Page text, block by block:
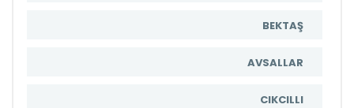
BEKTAŞ
AVSALLAR
CIKCILLI